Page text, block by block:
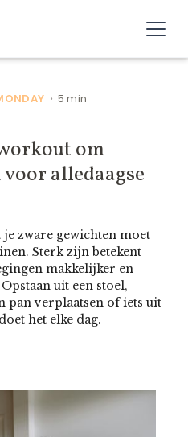
• 5 min
om
alledaagse
zware gewichten moet
Sterk zijn betekent
makkelijker en
uit een stoel,
pan verplaatsen of iets uit
het elke dag.